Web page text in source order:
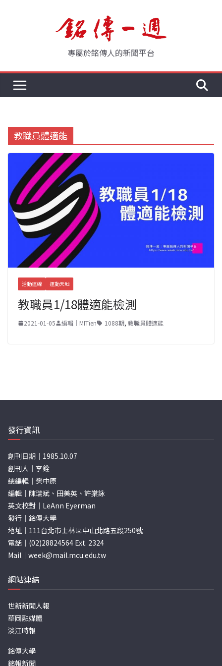
專屬於銘傳人的新聞平台
教職員體適能
活動連線 運動天地
教職員1/18體適能檢測
2021-01-05 編輯｜MITien 1088期, 教職員體適能
發行資訊
創刊日期｜1985.10.07
創刊人｜李銓
總編輯｜樊中原
編輯｜陳瑞斌、田美英、許棠詠
英文校對｜LeAnn Eyerman
發行｜銘傳大學
地址｜111台北市士林區中山北路五段250號
電話｜(02)28824564 Ext. 2324
Mail｜ week@mail.mcu.edu.tw
網站連結
世新新聞人報
華岡融媒體
淡江時報
銘傳大學
銘報新聞